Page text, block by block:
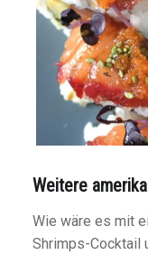
Weitere
Wie wäre es mit
Shrimps-Cocktail